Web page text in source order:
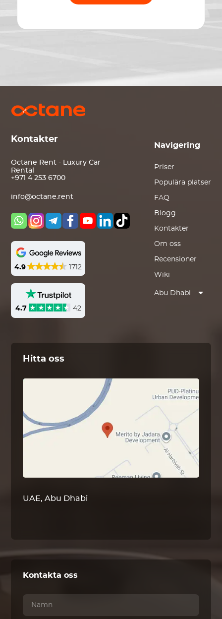
Kontakter
Octane Rent - Luxury Car
Rental
+971 4 253 6700
info@octane.rent
4.9 1712
4.7 42
Navigering
Priser
Populära platser
FAQ
Blogg
Kontakter
Om oss
Recensioner
Wiki
Abu Dhabi
Hitta oss
UAE, Abu Dhabi
Kontakta oss